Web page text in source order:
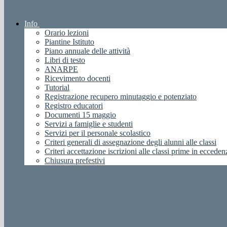
Info
Orario lezioni
Piantine Istituto
Piano annuale delle attività
Libri di testo
ANARPE
Ricevimento docenti
Tutorial
Registrazione recupero minutaggio e potenziato
Registro educatori
Documenti 15 maggio
Servizi a famiglie e studenti
Servizi per il personale scolastico
Criteri generali di assegnazione degli alunni alle classi
Criteri accettazione iscrizioni alle classi prime in
Chiusura prefestivi